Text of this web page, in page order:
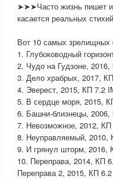
➤➤➤Часто жизнь пишет
касается реальных
Вот 10 самых зрелищных
1. Глубоководный
2. Чудо на Гудзоне,
3. Дело храбрых, 2017,
4. Эверест, 2015, КП 7.2
5. В сердце моря, 2015,
6. Башни-близнецы,
7. Невозможное, 2012,
8. Неуправляемый, 2010,
9. И грянул шторм, 2016,
10. Переправа, 2014, КП
Переправа 2, 2015, КП